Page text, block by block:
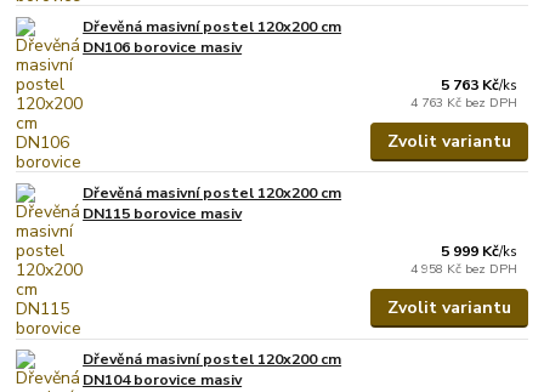
Dřevěná masivní postel 120x200 cm
DN106 borovice masiv
5 763 Kč/ks
4 763 Kč bez DPH
Zvolit variantu
Dřevěná masivní postel 120x200 cm
DN115 borovice masiv
5 999 Kč/ks
4 958 Kč bez DPH
Zvolit variantu
Dřevěná masivní postel 120x200 cm
DN104 borovice masiv